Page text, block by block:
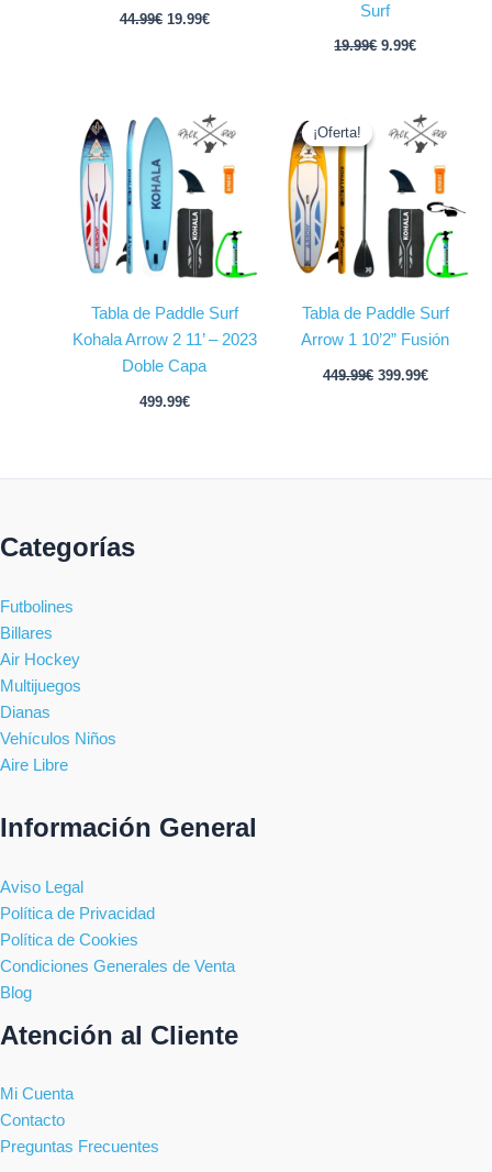
44.99€ 19.99€
Surf
19.99€ 9.99€
Tabla de Paddle Surf
Kohala Arrow 2 11’ – 2023
Doble Capa
499.99€
¡Oferta!
¡Oferta!
Tabla de Paddle Surf
Arrow 1 10’2” Fusión
449.99€
precio
original
449.99€.
399.99€
precio
actual
es:
399.99€.
Categorías
Futbolines
Billares
Air Hockey
Multijuegos
Dianas
Vehículos Niños
Aire Libre
Información General
Aviso Legal
Política de Privacidad
Política de Cookies
Condiciones Generales de Venta
Blog
Atención al Cliente
Mi Cuenta
Contacto
Preguntas Frecuentes